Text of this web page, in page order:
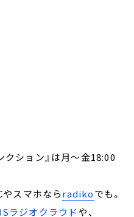
ション』は月～金18:00
スマホならradikoでも。
ラジオクラウドや、